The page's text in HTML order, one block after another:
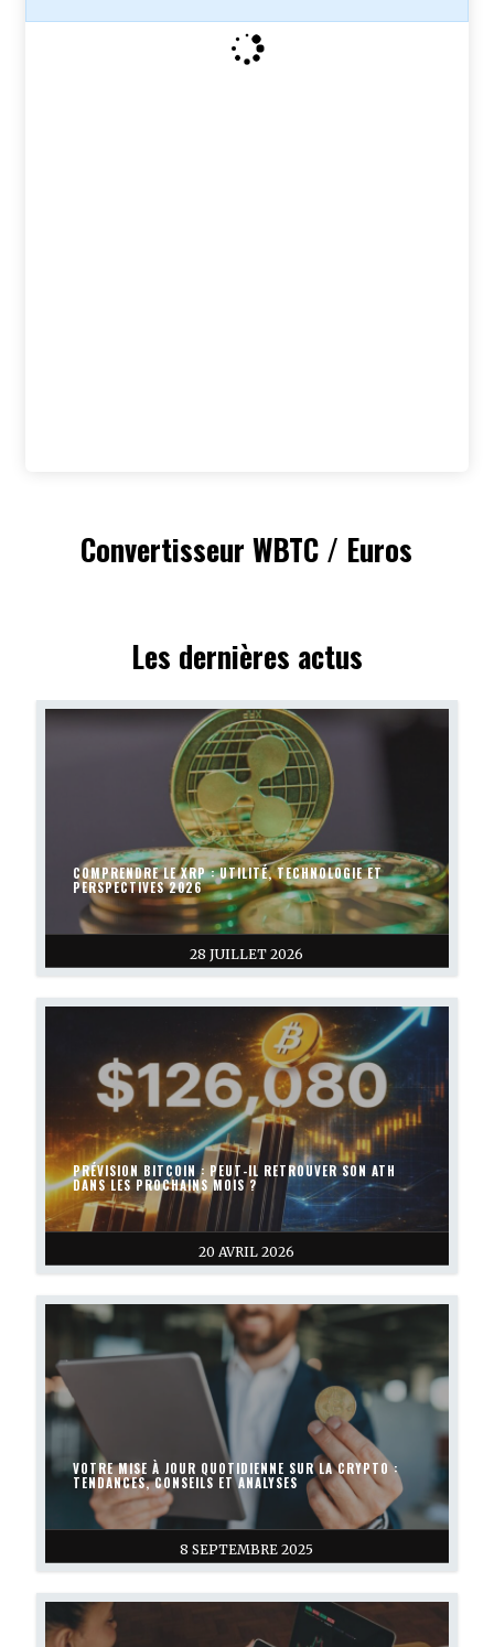
Convertisseur WBTC / Euros
Les dernières actus
28 JUILLET 2026
COMPRENDRE LE XRP : UTILITÉ, TECHNOLOGIE ET
PERSPECTIVES 2026
20 AVRIL 2026
PRÉVISION BITCOIN : PEUT-IL RETROUVER SON ATH
DANS LES PROCHAINS MOIS ?
8 SEPTEMBRE 2025
VOTRE MISE À JOUR QUOTIDIENNE SUR LA CRYPTO :
TENDANCES, CONSEILS ET ANALYSES